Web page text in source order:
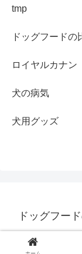
tmp
ドッグフードの
ロイヤルカナン
犬の病気
犬用グッズ
ドッグフー
© 2021 ドッグフ